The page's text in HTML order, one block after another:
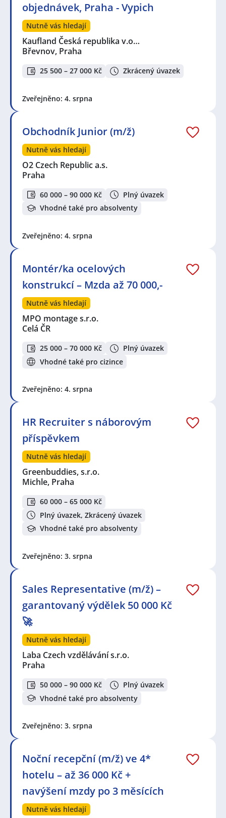
objednávek, Praha - Vypich
Nutně vás hledají
Kaufland Česká republika v.o…
Břevnov, Praha
25 500 – 27 000 Kč Zkrácený úvazek
Zveřejněno: 4. srpna
Obchodník Junior (m/ž)
Nutně vás hledají
O2 Czech Republic a.s.
Praha
60 000 – 90 000 Kč
Plný úvazek
Vhodné také pro absolventy
Zveřejněno: 4. srpna
Montér/ka ocelových
konstrukcí – Mzda až 70 000,-
Nutně vás hledají
MPO montage s.r.o.
Celá ČR
25 000 – 70 000 Kč
Plný úvazek
Vhodné také pro cizince
Zveřejněno: 4. srpna
HR Recruiter s náborovým
příspěvkem
Nutně vás hledají
Greenbuddies, s.r.o.
Michle, Praha
60 000 – 65 000 Kč
Plný úvazek, Zkrácený úvazek
Vhodné také pro absolventy
Zveřejněno: 3. srpna
Sales Representative (m/ž) –
garantovaný výdělek 50 000 Kč
🚀
Nutně vás hledají
Laba Czech vzdělávání s.r.o.
Praha
50 000 – 90 000 Kč
Plný úvazek
Vhodné také pro absolventy
Zveřejněno: 3. srpna
Noční recepční (m/ž) ve 4*
hotelu – až 36 000 Kč +
navýšení mzdy po 3 měsících
Nutně vás hledají